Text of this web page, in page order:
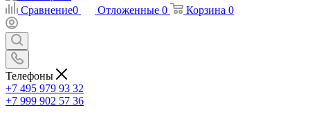
Сравнение0 Отложенные 0 Корзина 0
Телефоны
+7 495 979 93 32
+7 999 902 57 36